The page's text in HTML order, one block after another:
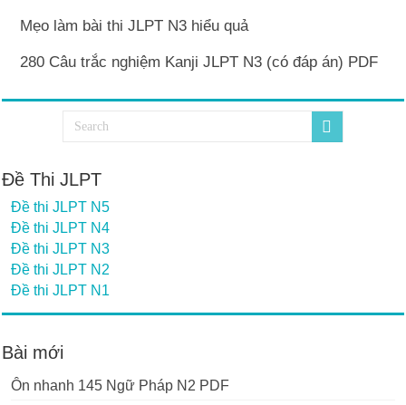
Mẹo làm bài thi JLPT N3 hiểu quả
280 Câu trắc nghiệm Kanji JLPT N3 (có đáp án) PDF
Đề Thi JLPT
Đề thi JLPT N5
Đề thi JLPT N4
Đề thi JLPT N3
Đề thi JLPT N2
Đề thi JLPT N1
Bài mới
Ôn nhanh 145 Ngữ Pháp N2 PDF